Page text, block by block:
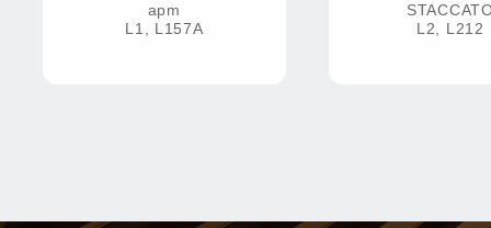
apm
L1, L157A
L2, L212